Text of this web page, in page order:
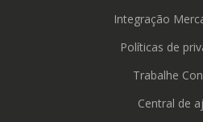
Integração
Políticas de
Trabalhe
Central de